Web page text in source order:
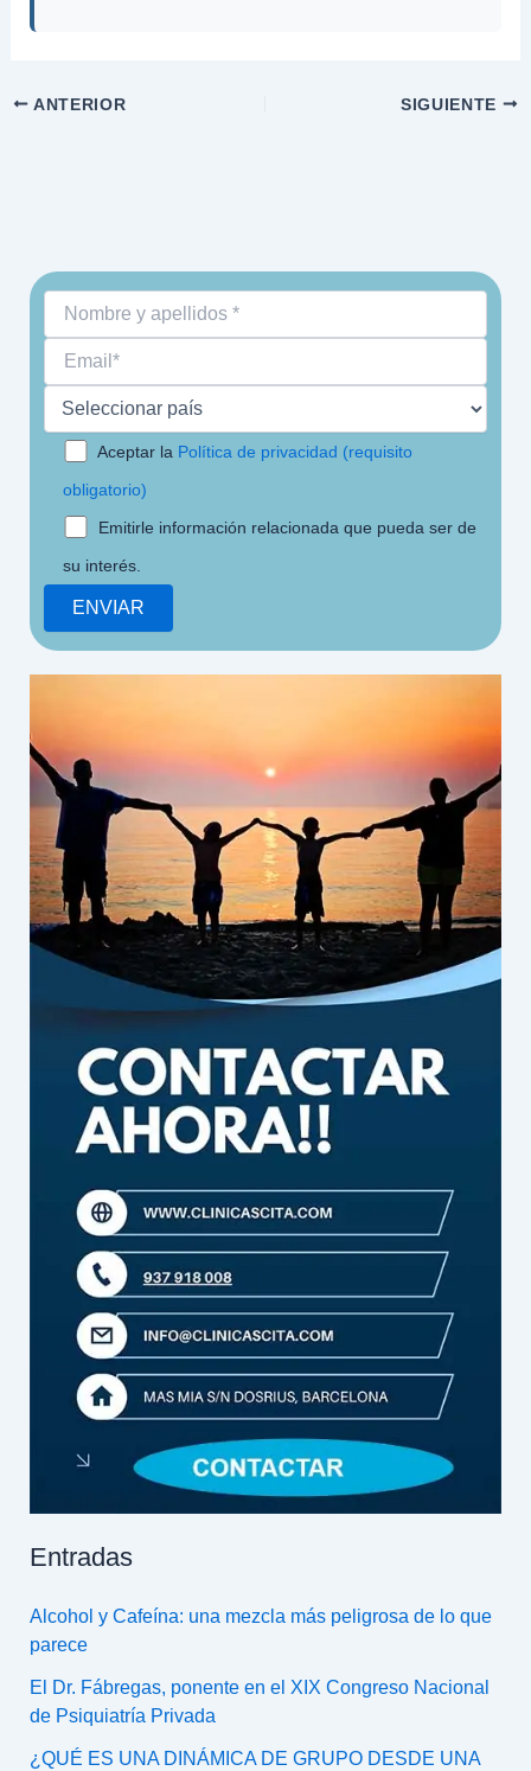
ANTERIOR SIGUIENTE
Aceptar la Política de privacidad (requisito
obligatorio)
Emitirle información relacionada que pueda ser de
su interés.
Entradas
Alcohol y Cafeína: una mezcla más peligrosa de lo que
parece
El Dr. Fábregas, ponente en el XIX Congreso Nacional
de Psiquiatría Privada
¿QUÉ ES UNA DINÁMICA DE GRUPO DESDE UNA